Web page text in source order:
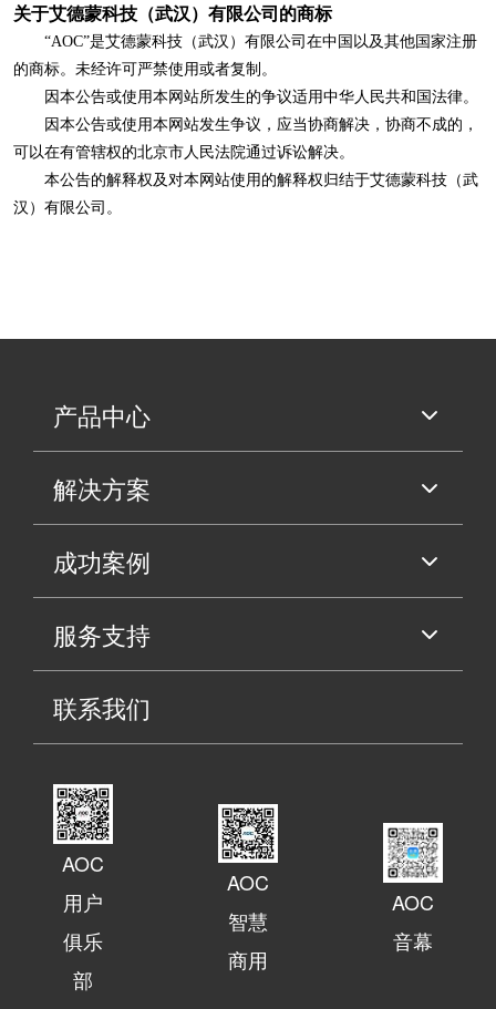
关于艾德蒙科技（武汉）有限公司的商标
“AOC”是艾德蒙科技（武汉）有限公司在中国以及其他国家注册
的商标。未经许可严禁使用或者复制。
因本公告或使用本网站所发生的争议适用中华人民共和国法律。
因本公告或使用本网站发生争议，应当协商解决，协商不成的，
可以在有管辖权的北京市人民法院通过诉讼解决。
本公告的解释权及对本网站使用的解释权归结于艾德蒙科技（武
汉）有限公司。
产品中心
解决方案
成功案例
服务支持
联系我们
AOC
用户
俱乐
部
AOC
智慧
商用
AOC
音幕